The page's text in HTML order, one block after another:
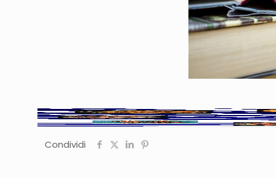
Condividi